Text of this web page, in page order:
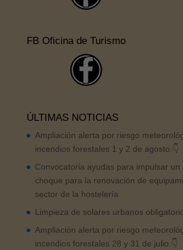
FB Oficina de Turismo
ÚLTIMAS NOTICIAS
Ampliación alerta por riesgo
incendios forestales 1 y 2 de agosto.👇
Convocatoria ayudas para impulsar un
choque para la renovación de
sector de la hostelería
Limpieza de solares urbanos
Ampliación alerta por riesgo
incendios forestales 28 y 31 de julio.👇